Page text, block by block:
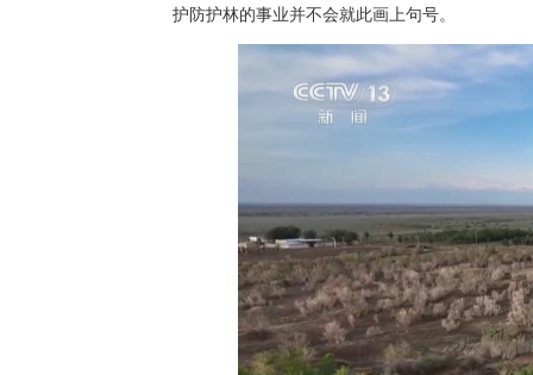
护防护林的事业并不会就此画上句号。